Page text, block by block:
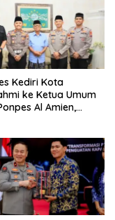
Kediri Kota
ke Ketua Umum
Al Amien,